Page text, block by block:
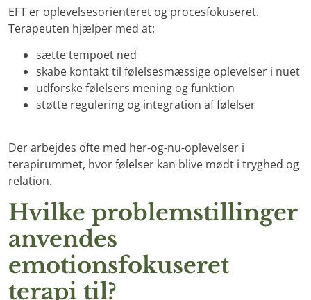
EFT er oplevelsesorienteret og procesfokuseret.
Terapeuten hjælper med at:
sætte tempoet ned
skabe kontakt til følelsesmæssige oplevelser i nuet
udforske følelsers mening og funktion
støtte regulering og integration af følelser
Der arbejdes ofte med her-og-nu-oplevelser i
terapirummet, hvor følelser kan blive mødt i tryghed og
relation.
Hvilke problemstillinger
anvendes
emotionsfokuseret
terapi til?